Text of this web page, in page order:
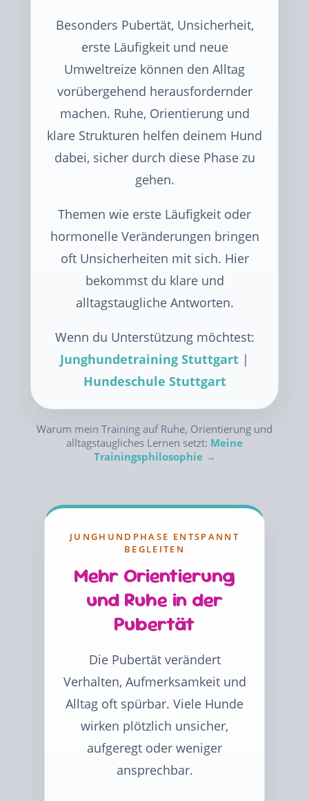
Besonders Pubertät, Unsicherheit,
erste Läufigkeit und neue
Umweltreize können den Alltag
vorübergehend herausfordernder
machen. Ruhe, Orientierung und
klare Strukturen helfen deinem Hund
dabei, sicher durch diese Phase zu
gehen.
Themen wie erste Läufigkeit oder
hormonelle Veränderungen bringen
oft Unsicherheiten mit sich. Hier
bekommst du klare und
alltagstaugliche Antworten.
Wenn du Unterstützung möchtest:
Junghundetraining Stuttgart |
Hundeschule Stuttgart
Warum mein Training auf Ruhe, Orientierung und
alltagstaugliches Lernen setzt: Meine
Trainingsphilosophie →
JUNGHUNDPHASE ENTSPANNT
BEGLEITEN
Mehr Orientierung
und Ruhe in der
Pubertät
Die Pubertät verändert
Verhalten, Aufmerksamkeit und
Alltag oft spürbar. Viele Hunde
wirken plötzlich unsicher,
aufgeregt oder weniger
ansprechbar.